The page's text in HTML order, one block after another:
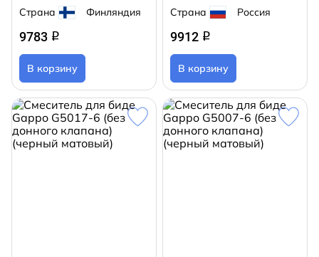
Страна
Финляндия
9783 q
В корзину
Страна
Россия
9912 q
В корзину